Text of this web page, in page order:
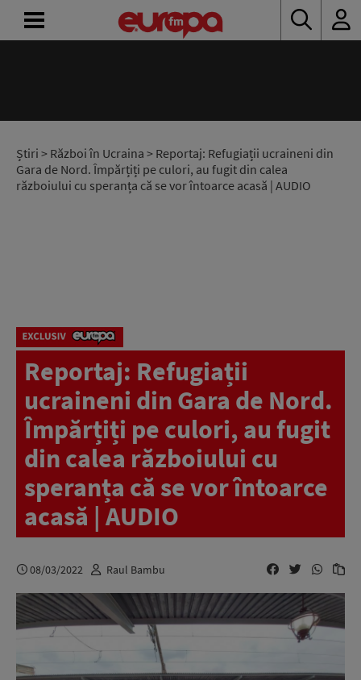
Știri > Război în Ucraina > Reportaj: Refugiații ucraineni din
Gara de Nord. Împărțiți pe culori, au fugit din calea
războiului cu speranța că se vor întoarce acasă | AUDIO
Reportaj: Refugiații
ucraineni din Gara de Nord.
Împărțiți pe culori, au fugit
din calea războiului cu
speranța că se vor întoarce
acasă | AUDIO
08/03/2022 Raul Bambu
RADIO
CONCURSURI